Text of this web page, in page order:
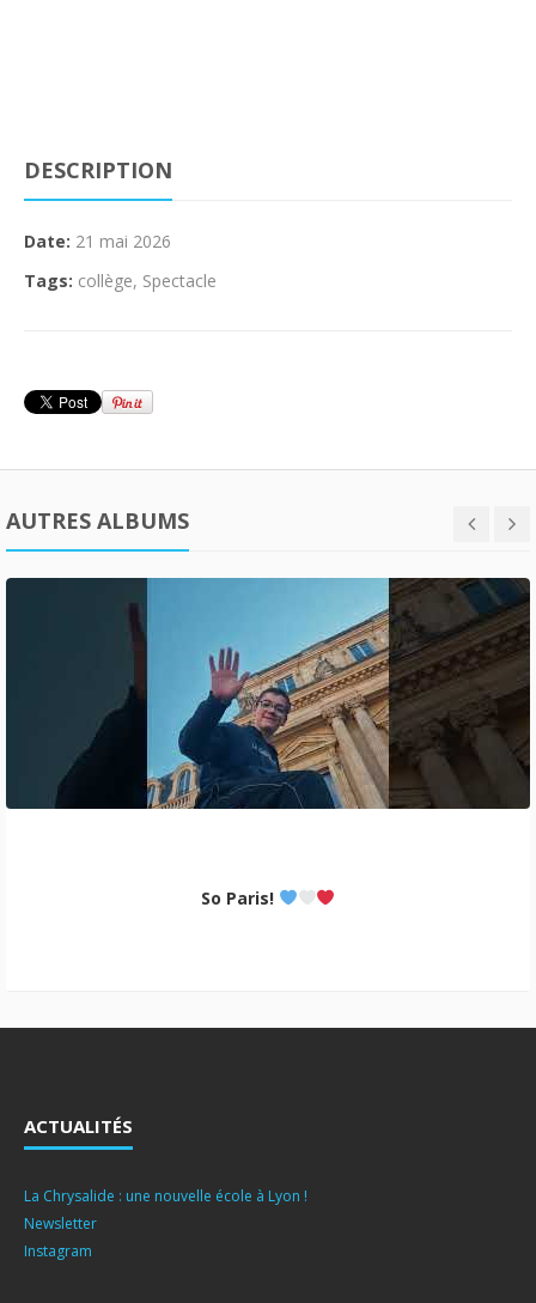
DESCRIPTION
Date: 21 mai 2026
Tags: collège, Spectacle
AUTRES ALBUMS
So Paris!
ACTUALITÉS
La Chrysalide : une nouvelle école à Lyon !
Newsletter
Instagram